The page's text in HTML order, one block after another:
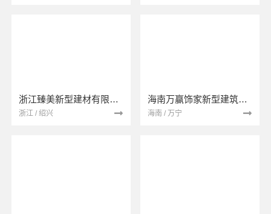
浙江臻美新型建材有限公司
浙江 / 绍兴
海南万赢饰家新型建筑材料有限公司
海南 / 万宁